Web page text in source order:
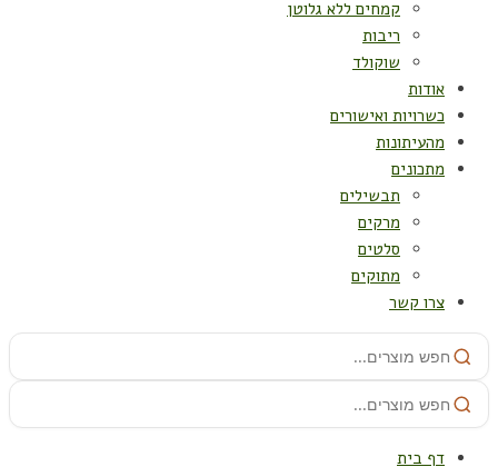
קמחים ללא גלוטן
ריבות
שוקולד
אודות
כשרויות ואישורים
מהעיתונות
מתכונים
תבשילים
מרקים
סלטים
מתוקים
צרו קשר
דף בית